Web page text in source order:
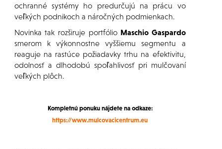
ochranné systémy ho predurčujú na prácu vo
veľkých podnikoch a náročných podmienkach.
Novinka tak rozširuje portfólio Maschio Gaspardo
smerom k výkonnostne vyššiemu segmentu a
reaguje na rastúce požiadavky trhu na efektivitu,
odolnosť a dlhodobú spoľahlivosť pri mulčovaní
veľkých plôch.
Kompletnú ponuku nájdete na odkaze:
https://www.mulcovacicentrum.eu